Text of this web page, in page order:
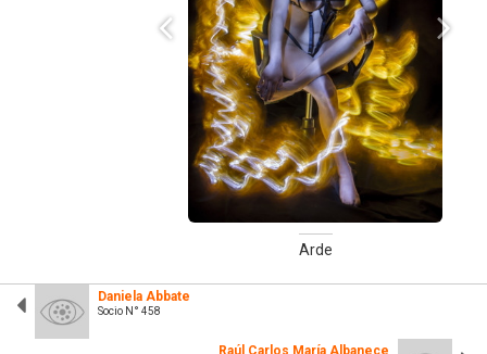
Arde
Daniela Abbate
Socio N° 458
Raúl Carlos María Albanece